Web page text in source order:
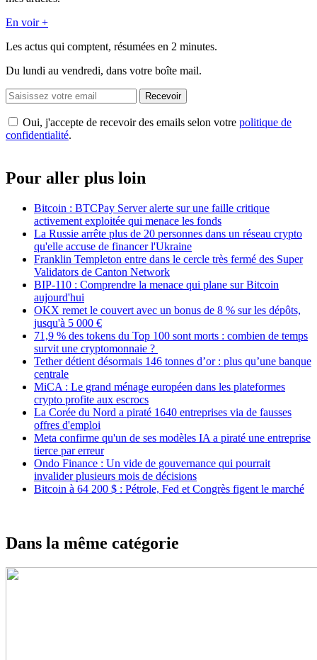
En voir +
Les actus qui comptent, résumées en 2 minutes.
Du lundi au vendredi, dans votre boîte mail.
Recevoir
Oui, j'accepte de recevoir des emails selon votre politique de
confidentialité.
Pour aller plus loin
Bitcoin : BTCPay Server alerte sur une faille critique
activement exploitée qui menace les fonds
La Russie arrête plus de 20 personnes dans un réseau crypto
qu'elle accuse de financer l'Ukraine
Franklin Templeton entre dans le cercle très fermé des Super
Validators de Canton Network
BIP-110 : Comprendre la menace qui plane sur Bitcoin
aujourd'hui
OKX remet le couvert avec un bonus de 8 % sur les dépôts,
jusqu'à 5 000 €
71,9 % des tokens du Top 100 sont morts : combien de temps
survit une cryptomonnaie ?
Tether détient désormais 146 tonnes d’or : plus qu’une banque
centrale
MiCA : Le grand ménage européen dans les plateformes
crypto profite aux escrocs
La Corée du Nord a piraté 1640 entreprises via de fausses
offres d'emploi
Meta confirme qu'un de ses modèles IA a piraté une entreprise
tierce par erreur
Ondo Finance : Un vide de gouvernance qui pourrait
invalider plusieurs mois de décisions
Bitcoin à 64 200 $ : Pétrole, Fed et Congrès figent le marché
Dans la même catégorie